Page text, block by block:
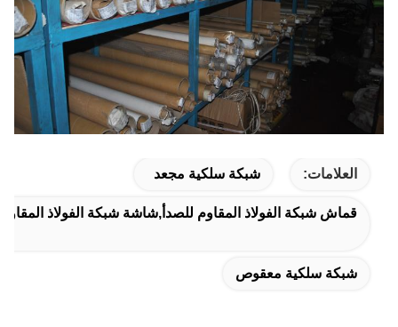
العلامات: شبكة سلكية مجعد
قماش شبكة الفولاذ المقاوم للصدأ,شاشة شبكة الفولاذ المقاوم
شبكة سلكية معقوص